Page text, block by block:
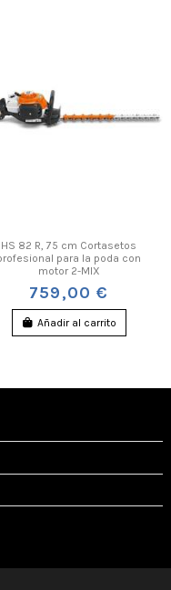
HS 82 R, 75 cm Cortasetos
para la poda con
motor 2-MIX
759,00 €
Añadir al carrito